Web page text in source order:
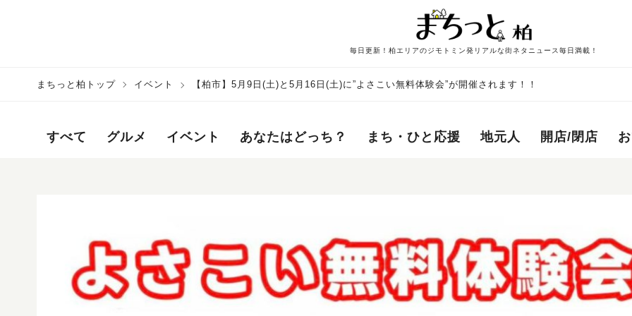
毎日更新！柏エリアのジモトミン発リアルな街ネタニュース毎日満載！
まちっと柏トップ イベント 【柏市】5月9日(土)と5月16日(土)に”よさこい無料体験会”が開催されます！！
すべて グルメ イベント あなたはどっち？ まち・ひと応援 地元人 開店/閉店